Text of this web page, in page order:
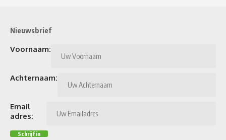
Nieuwsbrief
Voornaam:
Achternaam:
Email
adres: